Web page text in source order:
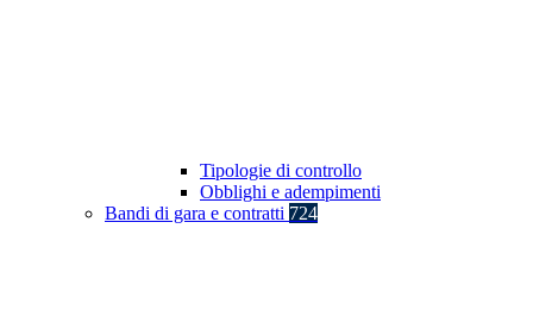
Tipologie di controllo
Obblighi e adempimenti
Bandi di gara e contratti 724